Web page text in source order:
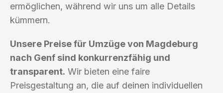
ermöglichen, während wir uns um alle Details
kümmern.
Unsere Preise für Umzüge von Magdeburg
nach Genf sind konkurrenzfähig und
transparent. Wir bieten eine faire
Preisgestaltung an, die auf deinen individuellen